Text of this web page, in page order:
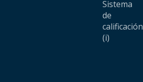
Sistema
de
calificación
(i)